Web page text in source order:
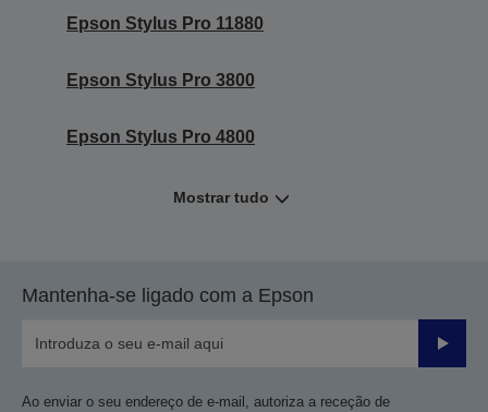
Epson Stylus Pro 11880
Epson Stylus Pro 3800
Epson Stylus Pro 4800
Mostrar tudo
Mantenha-se ligado com a Epson
Enviar
Ao enviar o seu endereço de e-mail, autoriza a receção de